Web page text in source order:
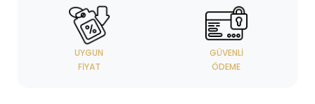
UYGUN
FIYAT
GÜVENLI
ÖDEME